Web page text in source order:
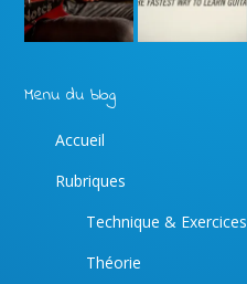
Menu du blog
Accueil
Rubriques
Technique & Exercices
Théorie